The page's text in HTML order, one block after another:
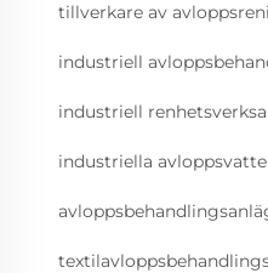
tillverkare av
industriell
industriell
industriella